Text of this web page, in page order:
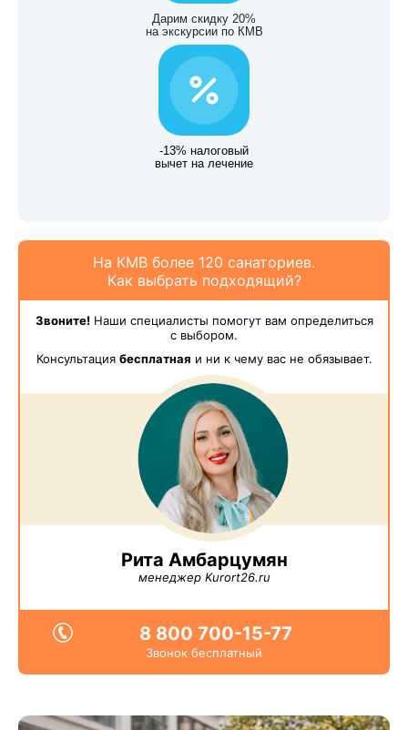
Дарим скидку 20%
на экскурсии по КМВ
-13% налоговый
вычет на лечение
На КМВ более 120 санаториев.
Как выбрать подходящий?
Звоните!Наши специалисты помогут вам определиться
с выбором.
Консультация бесплатная и ни к чему вас не обязывает.
Рита Амбарцумян
менеджер Kurort26.ru
8 800 700-15-77
Звонок бесплатный